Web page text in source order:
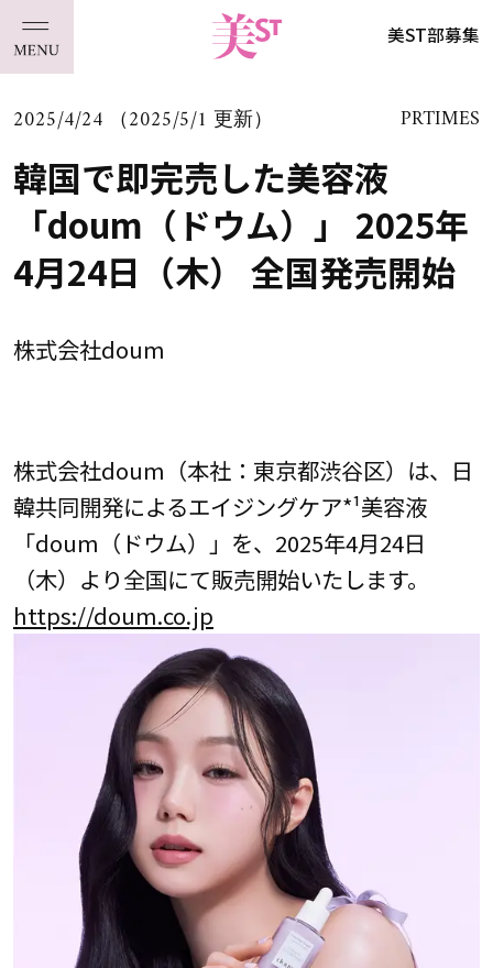
美ST部募集
2025/4/24 （2025/5/1 更新） PRTIMES
韓国で即完売した美容液
「doum（ドウム）」 2025年
4月24日（木） 全国発売開始
株式会社doum
株式会社doum（本社：東京都渋谷区）は、日
韓共同開発によるエイジングケア*¹美容液
「doum（ドウム）」を、2025年4月24日
（木）より全国にて販売開始いたします。
https://doum.co.jp